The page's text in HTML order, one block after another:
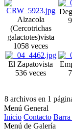
Alzacola
(Cercotrichas
galactotes)vista
1058 veces
El Zapatovista
536 veces
8 archivos en 1
Menú General
Inicio Contacto Barra
Menú de Galería